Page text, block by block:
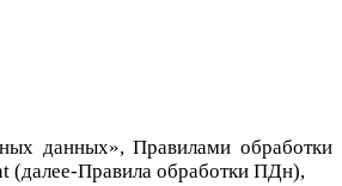
данных», Правилами обработки
(далее-Правила обработки ПДн),